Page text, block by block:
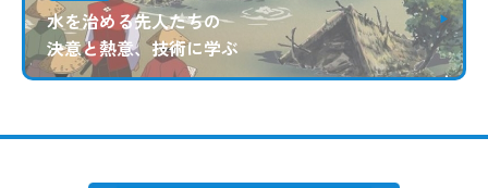
水を治める先人たちの
決意と熱意、技術に学ぶ